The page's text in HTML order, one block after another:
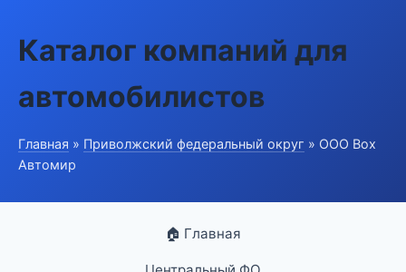
Каталог компаний для
автомобилистов
Главная » Приволжский федеральный округ » ООО Box
Автомир
🏠 Главная